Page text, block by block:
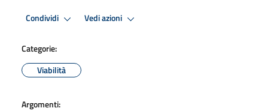
Condividi Vedi azioni
Categorie:
Viabilità
Argomenti: